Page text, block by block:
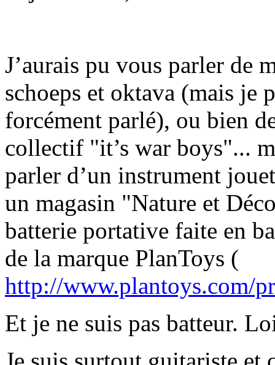
J’aurais pu vous parler de
schoeps et oktava (mais je
forcément parlé), ou bien
collectif "it’s war boys"...
parler d’un instrument
un magasin "Nature et
batterie portative faite en
de la marque PlanToys (
http://www.plantoys.com/
Et je ne suis pas batteur.